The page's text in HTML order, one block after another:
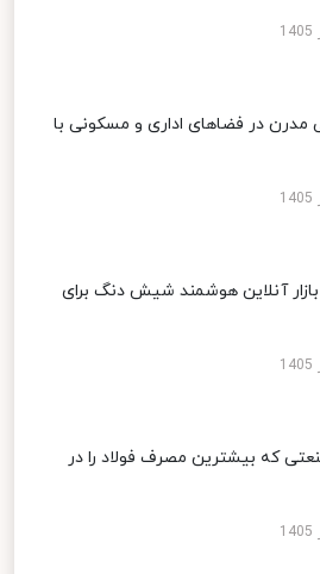
مدرن در فضاهای اداری و مسکونی با
آنلاین هوشمند شیش دنگ برای
که بیشترین مصرف فولاد را در